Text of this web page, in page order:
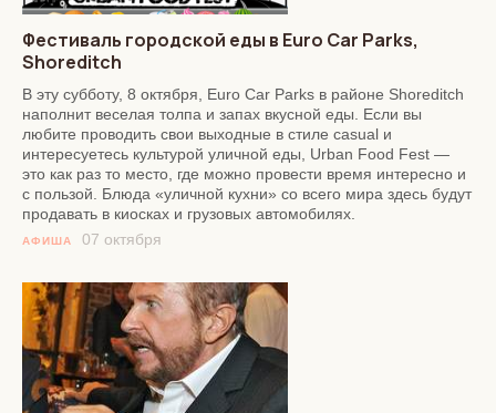
Фестиваль городской еды в Euro Car Parks,
Shoreditch
В эту субботу, 8 октября, Euro Car Parks в районе Shoreditch
наполнит веселая толпа и запах вкусной еды. Если вы
любите проводить свои выходные в стиле casual и
интересуетесь культурой уличной еды, Urban Food Fest —
это как раз то место, где можно провести время интересно и
с пользой. Блюда «уличной кухни» со всего мира здесь будут
продавать в киосках и грузовых автомобилях.
АФИША 07 октября